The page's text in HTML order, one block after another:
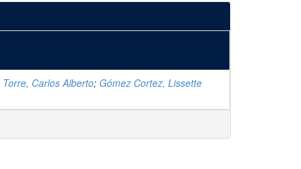
Carlos Alberto; Gómez Cortez, Lissette